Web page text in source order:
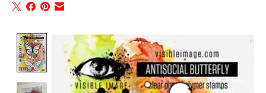
Product image slideshow Items